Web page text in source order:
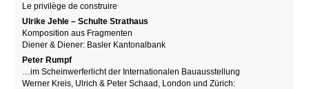
Le privilège de construire
Ulrike Jehle – Schulte Strathaus
Komposition aus Fragmenten
Diener & Diener: Basler Kantonalbank
Peter Rumpf
…im Scheinwerferlicht der Internationalen Bauausstellung
Werner Kreis, Ulrich & Peter Schaad, London und Zürich: